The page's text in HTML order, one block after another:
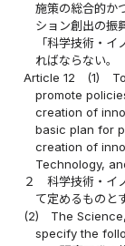
施策の総合的か
ション創出の振
「科学技術・
ればならない。
Article 12
(1)
promote
creation of
basic plan for
creation of
Technology,
２
科学技術・イ
て定めるものと
(2)
The
specify the